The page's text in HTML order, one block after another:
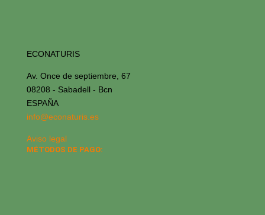
ECONATURIS
Av. Once de septiembre, 67
08208 - Sabadell - Bcn
ESPAÑA
info@econaturis.es
Aviso legal
MÉTODOS DE PAGO: